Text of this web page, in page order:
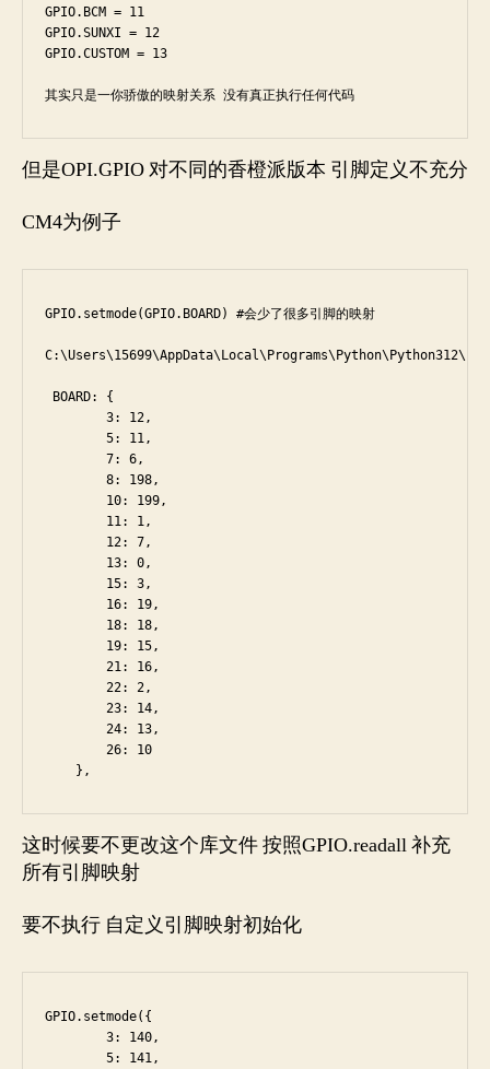
GPIO.BCM = 11
GPIO.SUNXI = 12
GPIO.CUSTOM = 13
其实只是一你骄傲的映射关系 没有真正执行任何代码
但是OPI.GPIO 对不同的香橙派版本 引脚定义不充分
CM4为例子
GPIO.setmode(GPIO.BOARD) #会少了很多引脚的映射
BOARD: {
        3: 12,
        5: 11,
        7: 6,
        8: 198,
        10: 199,
        11: 1,
        12: 7,
        13: 0,
        15: 3,
        16: 19,
        18: 18,
        19: 15,
        21: 16,
        22: 2,
        23: 14,
        24: 13,
        26: 10
这时候要不更改这个库文件 按照GPIO.readall 补充
所有引脚映射
要不执行 自定义引脚映射初始化
GPIO.setmode({
        3: 140,
        5: 141,